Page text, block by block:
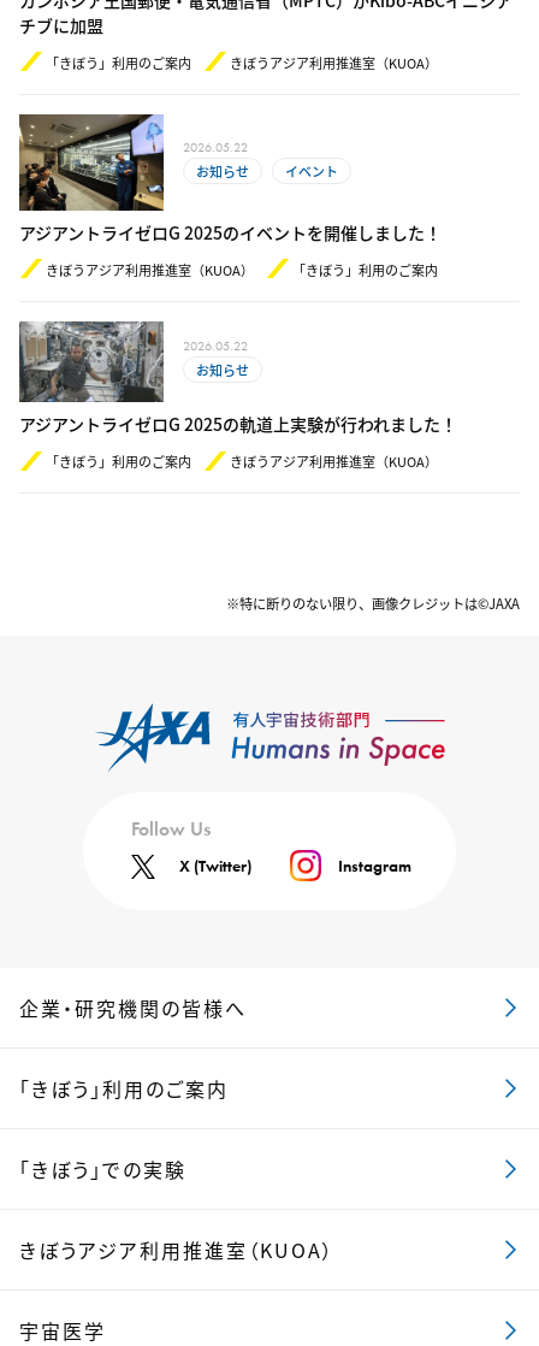
チブに加盟
「きぼう」利用のご案内 きぼうアジア利用推進室（KUOA）
2026.05.22
お知らせ イベント
アジアントライゼロG 2025のイベントを開催しました！
きぼうアジア利用推進室（KUOA） 「きぼう」利用のご案内
2026.05.22
お知らせ
アジアントライゼロG 2025の軌道上実験が行われました！
「きぼう」利用のご案内 きぼうアジア利用推進室（KUOA）
※特に断りのない限り、画像クレジットは©JAXA
Follow Us
X (Twitter) Instagram
企業・研究機関の皆様へ
「きぼう」利用のご案内
「きぼう」での実験
きぼうアジア利用推進室（KUOA）
宇宙医学